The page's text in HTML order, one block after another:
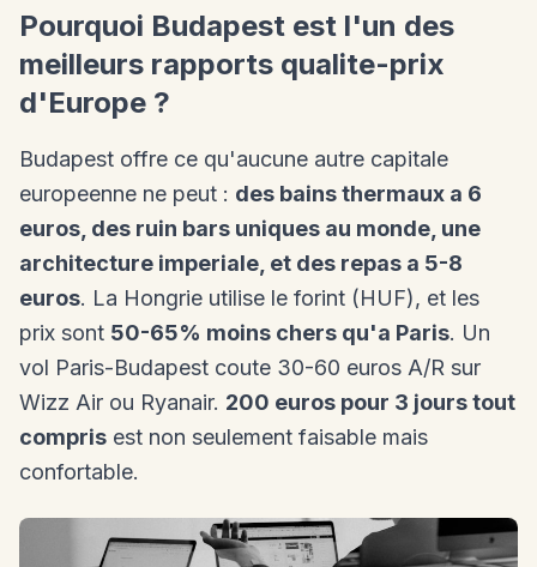
Pourquoi Budapest est l'un des
meilleurs rapports qualite-prix
d'Europe ?
Budapest offre ce qu'aucune autre capitale
europeenne ne peut : des bains thermaux a 6
euros, des ruin bars uniques au monde, une
architecture imperiale, et des repas a 5-8
euros. La Hongrie utilise le forint (HUF), et les
prix sont 50-65% moins chers qu'a Paris. Un
vol Paris-Budapest coute 30-60 euros A/R sur
Wizz Air ou Ryanair. 200 euros pour 3 jours tout
compris est non seulement faisable mais
confortable.